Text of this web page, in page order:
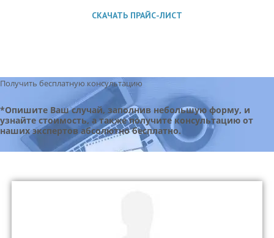
СКАЧАТЬ ПРАЙС-ЛИСТ
Получить бесплатную консультацию
*Опишите Ваш случай, заполнив небольшую форму, и
узнайте стоимость, а также получите консультацию от
наших экспертов абсолютно бесплатно.